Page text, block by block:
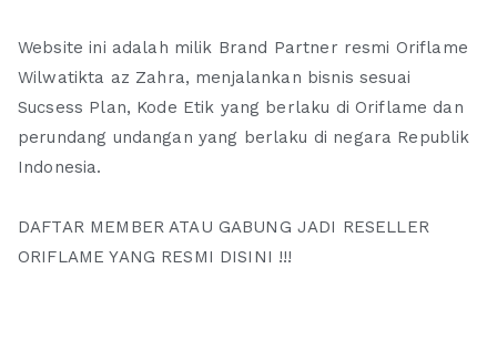
Website ini adalah milik Brand Partner resmi Oriflame
Wilwatikta az Zahra, menjalankan bisnis sesuai
Sucsess Plan, Kode Etik yang berlaku di Oriflame dan
perundang undangan yang berlaku di negara Republik
Indonesia.
DAFTAR MEMBER ATAU GABUNG JADI RESELLER
ORIFLAME YANG RESMI DISINI !!!